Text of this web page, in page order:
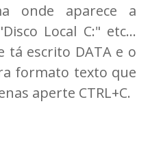
onde aparece a
Local C:" etc...
tá escrito DATA e o
formato texto que
aperte CTRL+C.